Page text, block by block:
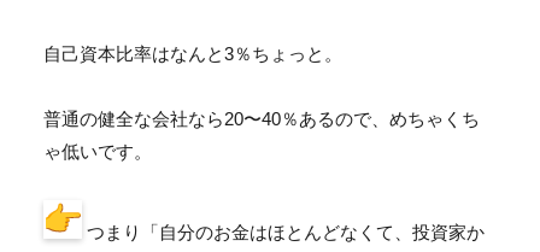
自己資本比率はなんと3％ちょっと。
普通の健全な会社なら20〜40％あるので、 めちゃくち
ゃ低いです。
つまり「自分のお金はほとんどなくて、投資家か